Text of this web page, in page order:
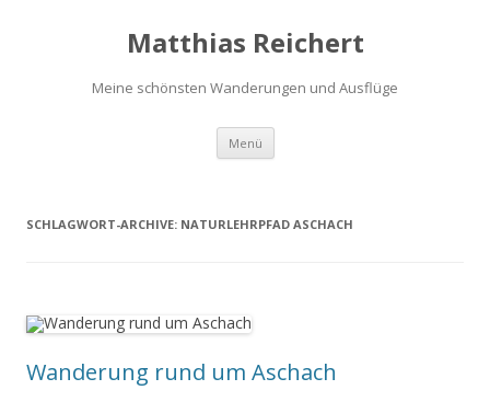
Matthias Reichert
Meine schönsten Wanderungen und Ausflüge
Menü Zum
springen
SCHLAGWORT-ARCHIVE: NATURLEHRPFAD ASCHACH
Wanderung rund um Aschach